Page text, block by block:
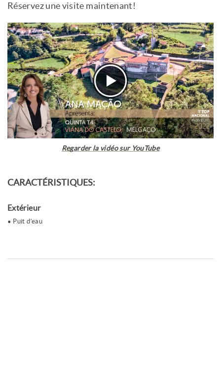
Réservez une visite maintenant!
Regarder la vidéo sur YouTube
CARACTÉRISTIQUES:
Extérieur
Puit d’eau